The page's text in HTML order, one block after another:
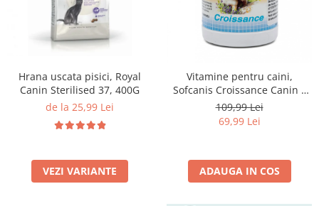
Hrana uscata pisici, Royal
Canin Sterilised 37, 400G
de la 25,99 Lei
VEZI VARIANTE
Vitamine pentru caini,
Sofcanis Croissance Canin x
50 comprimate
109,99 Lei
69,99 Lei
ADAUGA IN COS